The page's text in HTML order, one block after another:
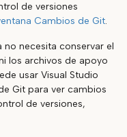
de versiones
Cambios de Git.
no necesita conservar el
los archivos de apoyo
usar Visual Studio
Git para ver cambios
de versiones,